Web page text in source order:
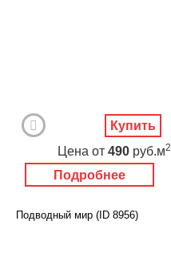
Подробнее
Цена от 490 руб.м2
Купить
Подводный мир (ID 8956)